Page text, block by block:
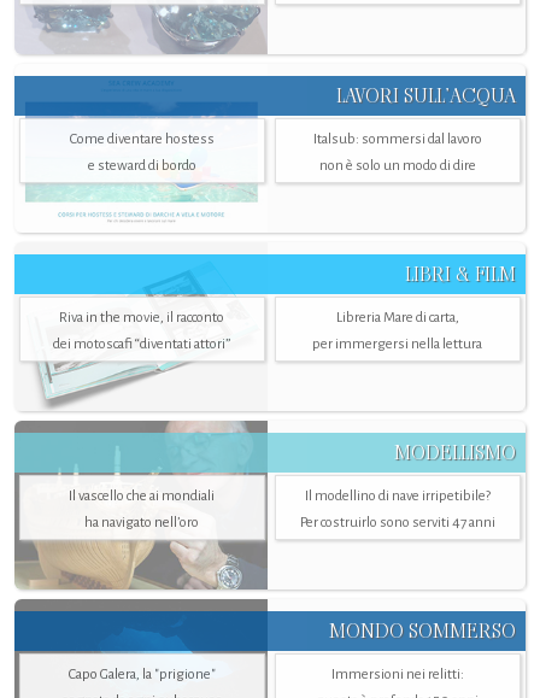
LAVORI SULL’ACQUA
Come diventare hostess
e steward di bordo
Italsub: sommersi dal lavoro
non è solo un modo di dire
LIBRI & FILM
Riva in the movie, il racconto
dei motoscafi “diventati attori”
Libreria Mare di carta,
per immergersi nella lettura
MODELLISMO
Il vascello che ai mondiali
ha navigato nell’oro
Il modellino di nave irripetibile?
Per costruirlo sono serviti 47 anni
MONDO SOMMERSO
Capo Galera, la "prigione"
Immersioni nei relitti: